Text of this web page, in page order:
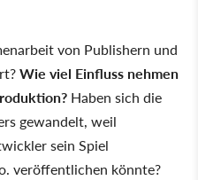
von Publishern und
Wie viel Einfluss nehmen
Haben sich die
gewandelt, weil
sein Spiel
veröffentlichen könnte?